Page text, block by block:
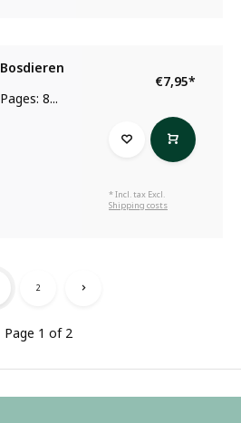
Bosdieren
Pages: 8...
€7,95*
* Incl. tax Excl.
Shipping costs
Page 1 of 2
2